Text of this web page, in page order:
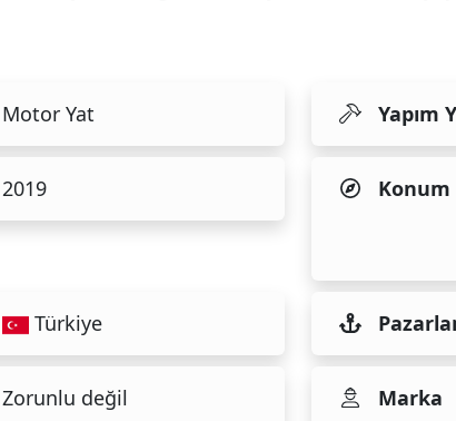
Motor Yat Yapım
2019 Konum
Türkiye
Zorunlu değil Marka